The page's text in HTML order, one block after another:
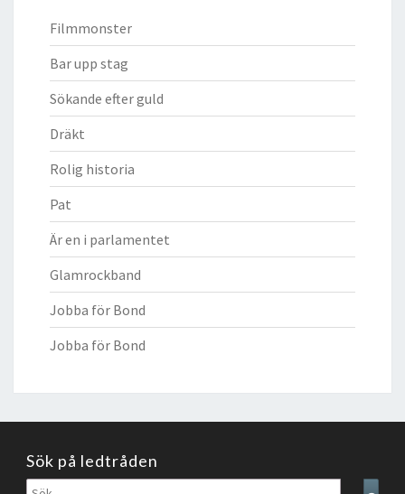
Filmmonster
Bar upp stag
Sökande efter guld
Dräkt
Rolig historia
Pat
Är en i parlamentet
Glamrockband
Jobba för Bond
Jobba för Bond
Sök på ledtråden
Sök